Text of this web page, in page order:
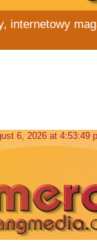
internetowy